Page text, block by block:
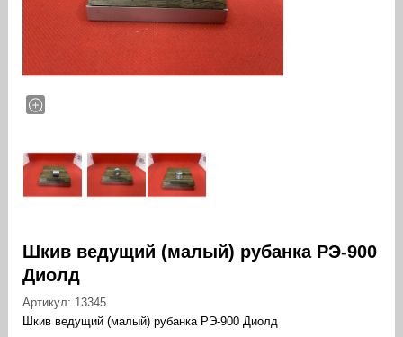
Шкив ведущий (малый) рубанка РЭ-900
Диолд
Артикул: 13345
Шкив ведущий (малый) рубанка РЭ-900 Диолд